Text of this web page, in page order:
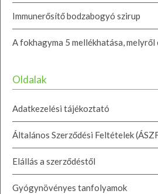
Immunerősítő bodzabogyó szirup
A fokhagyma 5 mellékhatása, melyről
Oldalak
Adatkezelési tájékoztató
Általános Szerződési Feltételek
Elállás a szerződéstől
Gyógynövényes tanfolyamok